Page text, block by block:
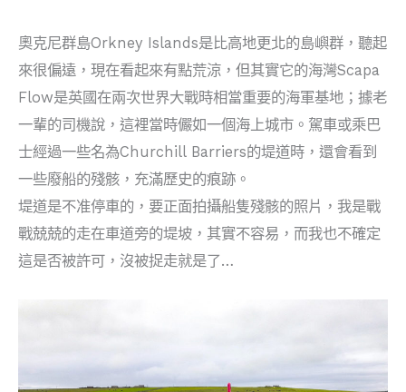
奧克尼群島Orkney Islands是比高地更北的島嶼群，聽起
來很偏遠，現在看起來有點荒涼，但其實它的海灣Scapa
Flow是英國在兩次世界大戰時相當重要的海軍基地；據老
一輩的司機說，這裡當時儼如一個海上城市。駕車或乘巴
士經過一些名為Churchill Barriers的堤道時，還會看到
一些廢船的殘骸，充滿歷史的痕跡。
堤道是不准停車的，要正面拍攝船隻殘骸的照片，我是戰
戰兢兢的走在車道旁的堤坡，其實不容易，而我也不確定
這是否被許可，沒被捉走就是了…